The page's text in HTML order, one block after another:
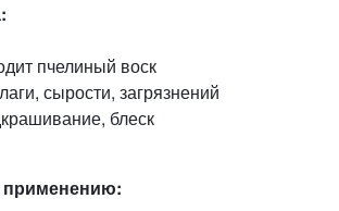
пчелиный воск
сырости, загрязнений
блеск
применению: